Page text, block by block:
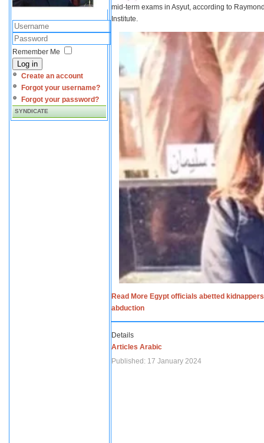
Remember Me
Log in
Create an account
Forgot your username?
Forgot your password?
SYNDICATE
mid-term exams in Asyut, according to
Institute.
Read More Egypt officials abetted
abduction
Details
Articles Arabic
Published: 17 January 2024